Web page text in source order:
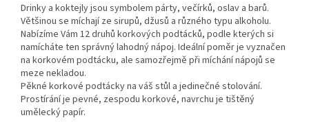
Drinky a koktejly jsou symbolem párty, večírků, oslav a barů.
Většinou se míchají ze sirupů, džusů a různého typu alkoholu.
Nabízíme Vám 12 druhů korkových podtácků, podle kterých si
namícháte ten správný lahodný nápoj. Ideální poměr je vyznačen
na korkovém podtácku, ale samozřejmě při míchání nápojů se
meze nekladou.
Pěkné korkové podtácky na váš stůl a jedinečné stolování.
Prostírání je pevné, zespodu korkové, navrchu je tištěný
umělecký papír.